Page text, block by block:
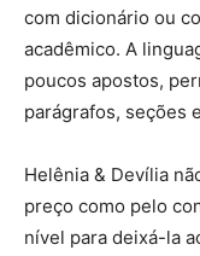
com dicionário ou
acadêmico. A
poucos apostos,
parágrafos, seções
Helênia & Devília
preço como pelo
nível para deixá-la